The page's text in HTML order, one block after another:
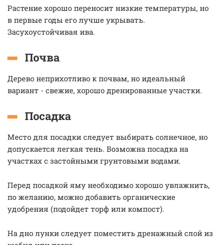
Растение хорошо переносит низкие температуры, но
в первые годы его лучше укрывать.
Засухоустойчивая ива.
Почва
Дерево неприхотливо к почвам, но идеальный
вариант - свежие, хорошо дренированные участки.
Посадка
Место для посадки следует выбирать солнечное, но
допускается легкая тень. Возможна посадка на
участках с застойными грунтовыми водами.
Перед посадкой яму необходимо хорошо увлажнить,
по желанию, можно добавить органические
удобрения (подойдет торф или компост).
На дно лунки следует поместить дренажный слой из